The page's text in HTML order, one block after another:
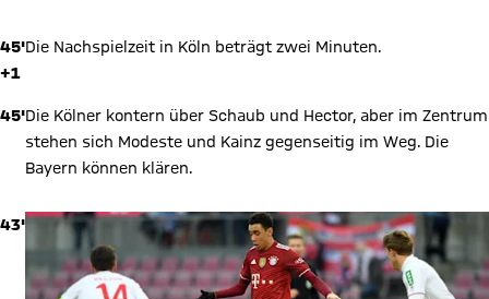
45'
+1
Die Nachspielzeit in Köln beträgt zwei Minuten.
45'Die Kölner kontern über Schaub und Hector, aber im Zentrum
stehen sich Modeste und Kainz gegenseitig im Weg. Die
Bayern können klären.
43'